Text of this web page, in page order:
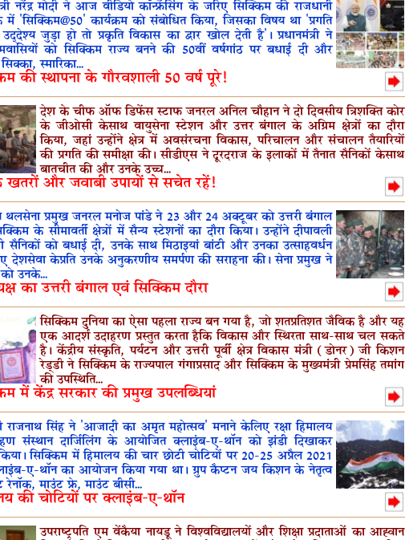
नरेंद्र मोदी ने आज वीडियो कॉन्फ्रेंसिंग के जरिए सिक्किम की राजधानी
में 'सिक्किम@50' कार्यक्रम को संबोधित किया, जिसका विषय था 'प्रगति
जुड़ा हो तो प्रकृति विकास का द्वार खोल देती है'। प्रधानमंत्री ने
को सिक्किम राज्य बनने की 50वीं वर्षगांठ पर बधाई दी और
स्मारिका...
की स्थापना के गौरवशाली 50 वर्ष पूरे!
देश के चीफ ऑफ डिफेंस स्टाफ जनरल अनिल चौहान ने दो दिवसीय त्रिशक्ति कोर
के जीओसी केसाथ वायुसेना स्टेशन और उत्तर बंगाल के अग्रिम क्षेत्रों का दौरा
किया, जहां उन्होंने क्षेत्र में अवसंरचना विकास, परिचालन और संचालन तैयारियों
की प्रगति की समीक्षा की। सीडीएस ने दूरदराज के इलाकों में तैनात सैनिकों केसाथ
बातचीत की और उनके उच्च...
खतरों और जवाबी उपायों से सचेत रहें!
थलसेना प्रमुख जनरल मनोज पांडे ने 23 और 24 अक्टूबर को उत्तरी बंगाल
के सीमावर्ती क्षेत्रों में सैन्य स्टेशनों का दौरा किया। उन्होंने दीपावली
सैनिकों को बधाई दी, उनके साथ मिठाइयां बांटी और उनका उत्साहवर्धन
देशसेवा केप्रति उनके अनुकरणीय समर्पण की सराहना की। सेना प्रमुख ने
को उनके...
का उत्तरी बंगाल एवं सिक्किम दौरा
सिक्किम दुनिया का ऐसा पहला राज्य बन गया है, जो शतप्रतिशत जैविक है और यह
एक आदर्श उदाहरण प्रस्तुत करता हैकि विकास और स्थिरता साथ-साथ चल सकते
है। केंद्रीय संस्कृति, पर्यटन और उत्तरी पूर्वी क्षेत्र विकास मंत्री (डोनर) जी किशन
रेड्डी ने सिक्किम के राज्यपाल गंगाप्रसाद और सिक्किम के मुख्यमंत्री प्रेमसिंह तमांग
की उपस्थिति...
में केंद्र सरकार की प्रमुख उपलब्धियां
राजनाथ सिंह ने 'आजादी का अमृत महोत्सव' मनाने केलिए रक्षा हिमालय
संस्थान दार्जिलिंग के आयोजित क्लाइंब-ए-थॉन को झंडी दिखाकर
सिक्किम में हिमालय की चार छोटी चोटियों पर 20-25 अप्रैल 2021
ए-थॉन का आयोजन किया गया था। ग्रुप कैप्टन जय किशन के नेतृत्व
रेनॉक, माउंट फ्रे, माउंट बीसी...
की चोटियों पर क्लाइंब-ए-थॉन
उपराष्‍ट्रपति एम वेंकैया नायडू ने विश्‍वविद्यालयों और शिक्षा प्रदाताओं का आह्वान